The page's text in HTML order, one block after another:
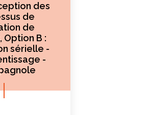
des
de
de
Option B :
sérielle -
-